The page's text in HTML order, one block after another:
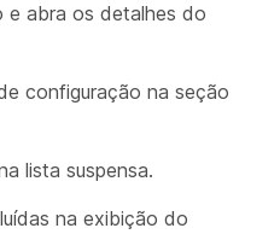
e abra os detalhes do
configuração na seção
lista suspensa.
na exibição do